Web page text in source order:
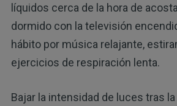
líquidos cerca de la hora de
dormido con la televisión
hábito por música relajante,
ejercicios de respiración lenta.
Bajar la intensidad de luces tras